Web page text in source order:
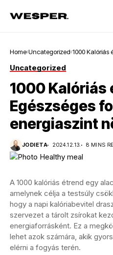
Home Uncategorized 1000 Kalóriás
Uncategorized
1000 Kalóriás
Egészséges
energiaszint
JODIETA 2024.12.13. 8 MINS
A 1000 kalóriás étrend egy
amelynek célja a testsúly
hogy a napi kalóriabevitel
szervezet a tárolt zsírokat
energiaforrásként. Ez a
lehet azok számára, akik
elérni a fogyás terén.